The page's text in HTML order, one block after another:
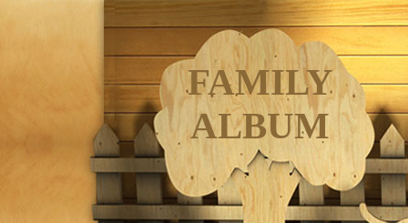
FAMILY
ALBUM